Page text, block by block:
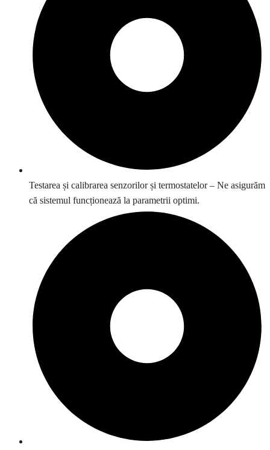
Testarea și calibrarea senzorilor și termostatelor – Ne asigurăm
că sistemul funcționează la parametrii optimi.